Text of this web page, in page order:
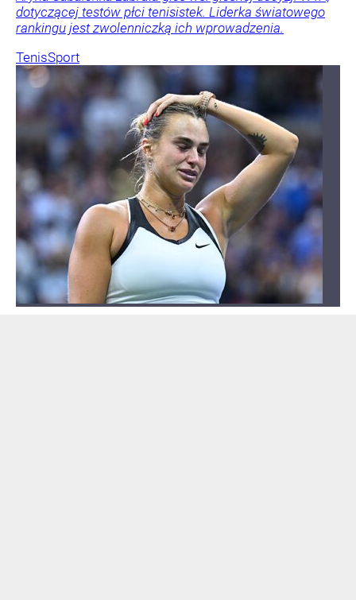
dotyczącej testów płci tenisistek. Liderka światowego
rankingu jest zwolenniczką ich wprowadzenia.
TenisSport